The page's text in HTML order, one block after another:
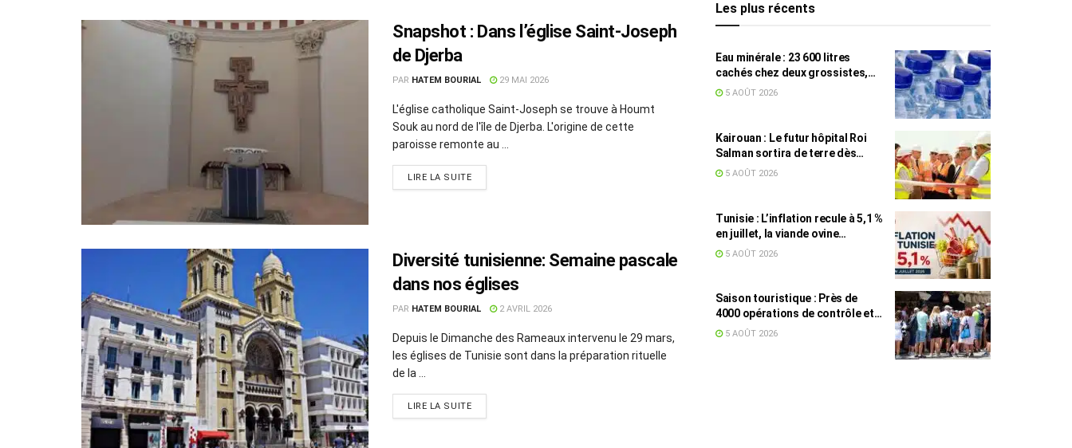
Snapshot : Dans l’église Saint-Joseph
de Djerba
PAR HATEM BOURIAL 29 MAI 2026
L'église catholique Saint-Joseph se trouve à Houmt
Souk au nord de l'île de Djerba. L'origine de cette
paroisse remonte au ...
LIRE LA SUITE
Diversité tunisienne: Semaine pascale
dans nos églises
PAR HATEM BOURIAL 2 AVRIL 2026
Depuis le Dimanche des Rameaux intervenu le 29 mars,
les églises de Tunisie sont dans la préparation rituelle
de la ...
LIRE LA SUITE
Les plus récents
Eau minérale : 23 600 litres
cachés chez deux grossistes,
les tensions persistent
5 AOÛT 2026
Kairouan : Le futur hôpital Roi
Salman sortira de terre dès
septembre
5 AOÛT 2026
Tunisie : L’inflation recule à 5,1 %
en juillet, la viande ovine
toujours en tête des hausses
5 AOÛT 2026
Saison touristique : Près de
4000 opérations de contrôle et
6,75 millions de dinars pour
5 AOÛT 2026